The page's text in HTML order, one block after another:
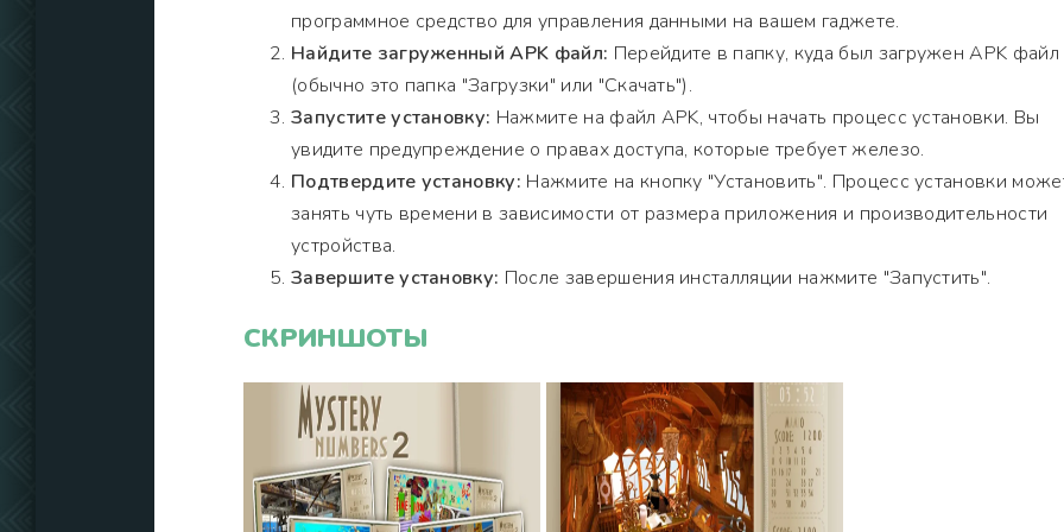
программное средство для управления данными на вашем гаджете.
Найдите загруженный APK файл: Перейдите в папку, куда был загружен APK файл
(обычно это папка "Загрузки" или "Скачать").
Запустите установку: Нажмите на файл APK, чтобы начать процесс установки. Вы
увидите предупреждение о правах доступа, которые требует железо.
Подтвердите установку: Нажмите на кнопку "Установить". Процесс установки
занять чуть времени в зависимости от размера приложения и производительности
устройства.
Завершите установку: После завершения инсталляции нажмите "Запустить".
СКРИНШОТЫ